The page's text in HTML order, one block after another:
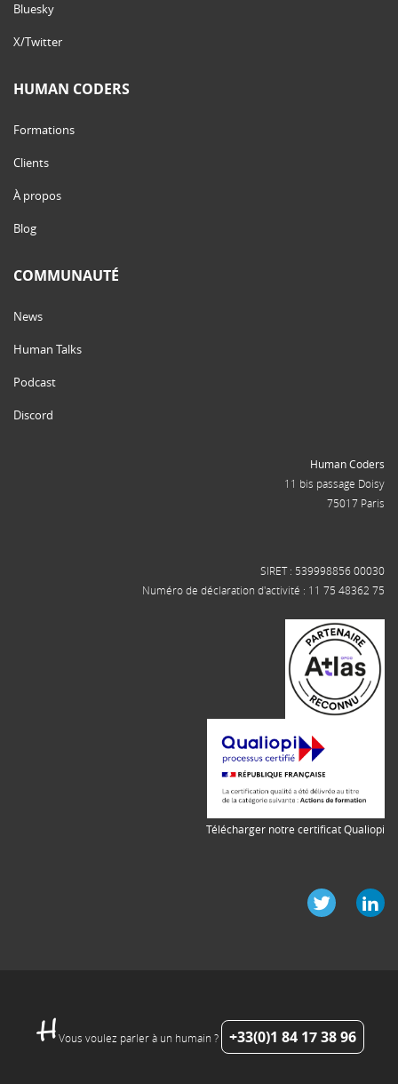
Bluesky
X/Twitter
HUMAN CODERS
Formations
Clients
À propos
Blog
COMMUNAUTÉ
News
Human Talks
Podcast
Discord
Human Coders
11 bis passage Doisy
75017 Paris
SIRET : 539998856 00030
Numéro de déclaration d'activité : 11 75 48362 75
Télécharger notre certificat Qualiopi
Vous voulez parler à un humain ? +33(0)1 84 17 38 96